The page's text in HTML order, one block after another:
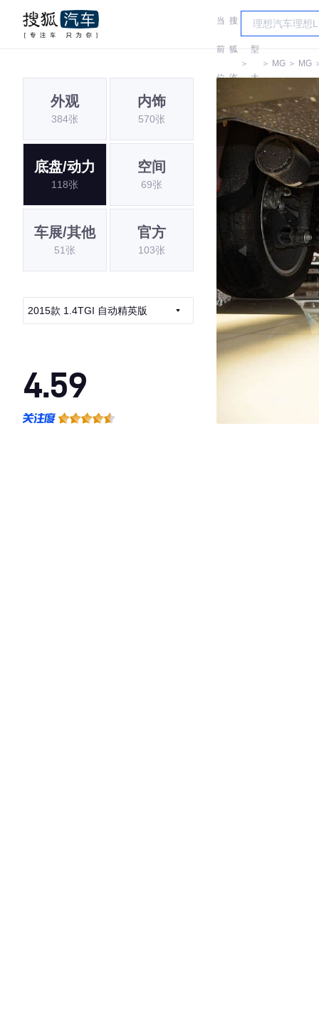
当
前
位
搜
狐
汽
车
＞
车
型
大
全
＞ MG ＞ MG
外观
384张
内饰
570张
底盘/动力
118张
空间
69张
车展/其他
51张
官方
103张
2015款 1.4TGI 自动精英版
4.59